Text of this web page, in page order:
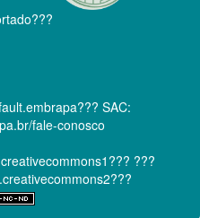
SAC:
fale-conosco
???